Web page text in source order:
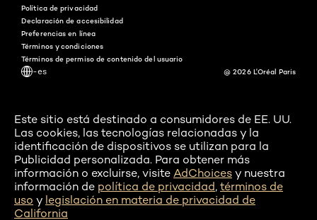
-es
Política de privacidad
Declaración de accesibilidad
Preferencias en línea
Términos y condiciones
Términos de permiso de contenido del usuario
@ 2026 L'Oréal Paris
Este sitio está destinado a consumidores de EE. UU.
Las cookies, las tecnologías relacionadas y la
identificación de dispositivos se utilizan para la
Publicidad personalizada. Para obtener más
información o excluirse, visite AdChoices y nuestra
información de política de privacidad, términos de
uso y legislación en materia de privacidad de
California